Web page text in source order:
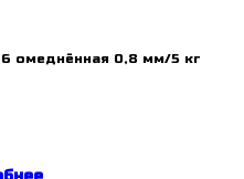
омеднённая 0,8 мм/5 кг